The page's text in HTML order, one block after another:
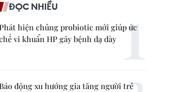
ĐỌC NHIỀU
hiện chủng probiotic mới giúp ức
vi khuẩn HP gây bệnh dạ dày
động xu hướng gia tăng người trẻ